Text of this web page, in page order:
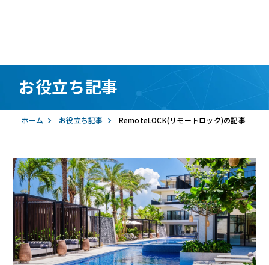
お役立ち記事
RemoteLOCK(リモートロック)の記事
お役立ち記事
ホーム
RemoteLOCK